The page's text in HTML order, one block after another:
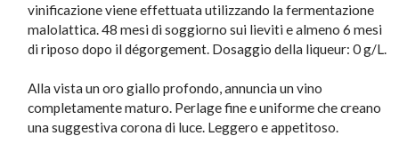
vinificazione viene effettuata utilizzando la fermentazione
malolattica. 48 mesi di soggiorno sui lieviti e almeno 6 mesi
di riposo dopo il dégorgement. Dosaggio della liqueur: 0 g/L.
Alla vista un oro giallo profondo, annuncia un vino
completamente maturo. Perlage fine e uniforme che creano
una suggestiva corona di luce. Leggero e appetitoso.